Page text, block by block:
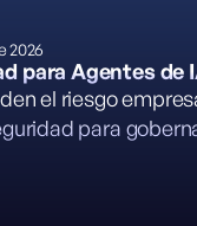
2026
para Agentes de
el riesgo
para